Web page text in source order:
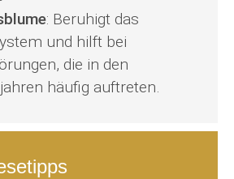
: Beruhigt das
und hilft bei
die in den
häufig auftreten.